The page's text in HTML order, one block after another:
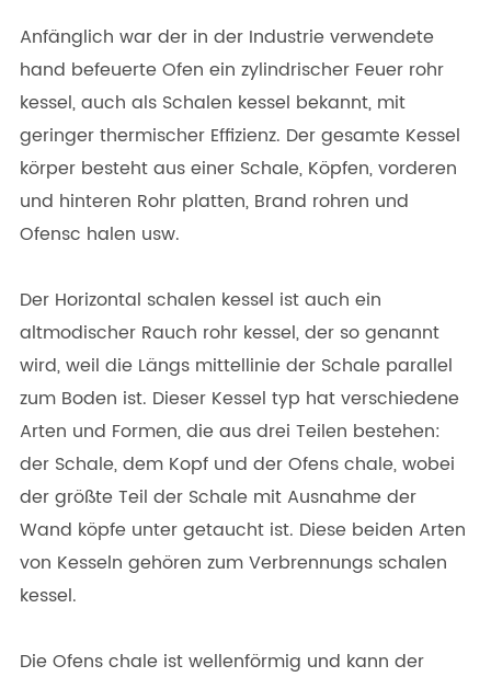
Anfänglich war der in der Industrie verwendete
hand befeuerte Ofen ein zylindrischer Feuer rohr
kessel, auch als Schalen kessel bekannt, mit
geringer thermischer Effizienz. Der gesamte Kessel
körper besteht aus einer Schale, Köpfen, vorderen
und hinteren Rohr platten, Brand rohren und
Ofensc halen usw.
Der Horizontal schalen kessel ist auch ein
altmodischer Rauch rohr kessel, der so genannt
wird, weil die Längs mittellinie der Schale parallel
zum Boden ist. Dieser Kessel typ hat verschiedene
Arten und Formen, die aus drei Teilen bestehen:
der Schale, dem Kopf und der Ofens chale, wobei
der größte Teil der Schale mit Ausnahme der
Wand köpfe unter getaucht ist. Diese beiden Arten
von Kesseln gehören zum Verbrennungs schalen
kessel.
Die Ofens chale ist wellenförmig und kann der